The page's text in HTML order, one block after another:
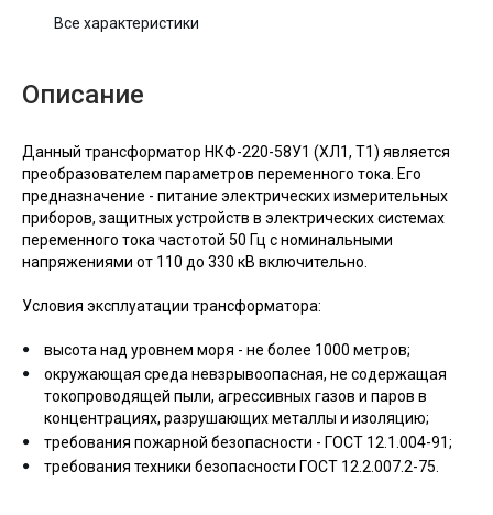
Все характеристики
Описание
Данный трансформатор НКФ-220-58У1 (ХЛ1, Т1) является
преобразователем параметров переменного тока. Его
предназначение - питание электрических измерительных
приборов, защитных устройств в электрических системах
переменного тока частотой 50 Гц с номинальными
напряжениями от 110 до 330 кВ включительно.
Условия эксплуатации трансформатора:
высота над уровнем моря - не более 1000 метров;
окружающая среда невзрывоопасная, не содержащая
токопроводящей пыли, агрессивных газов и паров в
концентрациях, разрушающих металлы и изоляцию;
требования пожарной безопасности - ГОСТ 12.1.004-91;
требования техники безопасности ГОСТ 12.2.007.2-75.